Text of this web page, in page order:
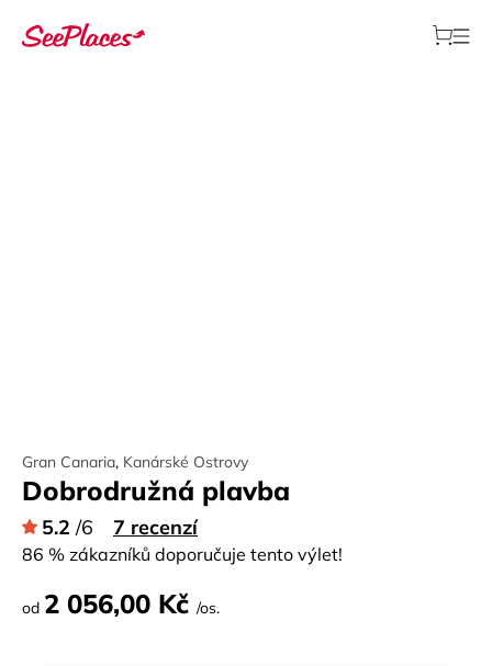
Gran Canaria, Kanárské Ostrovy
Dobrodružná plavba
5.2 /6 7 recenzí
86 % zákazníků doporučuje tento výlet!
od 2 056,00 Kč /os.